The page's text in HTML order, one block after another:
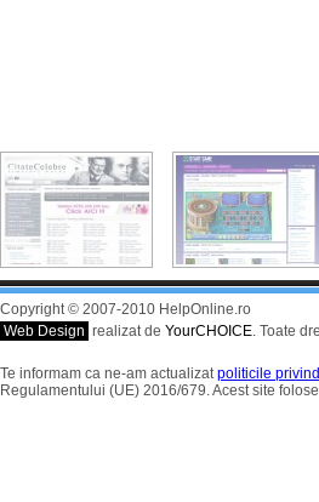
Copyright © 2007-2010 HelpOnline.ro
Web Design realizat de YourCHOICE. Toate
Te informam ca ne-am actualizatpoliticile
Regulamentului (UE) 2016/679. Acest site